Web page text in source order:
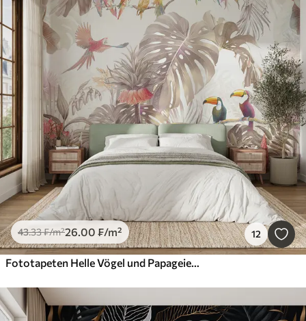
43.33₣/m²26.00 ₣/m² 12
Fototapeten Helle Vögel und Papageien in den Tropen